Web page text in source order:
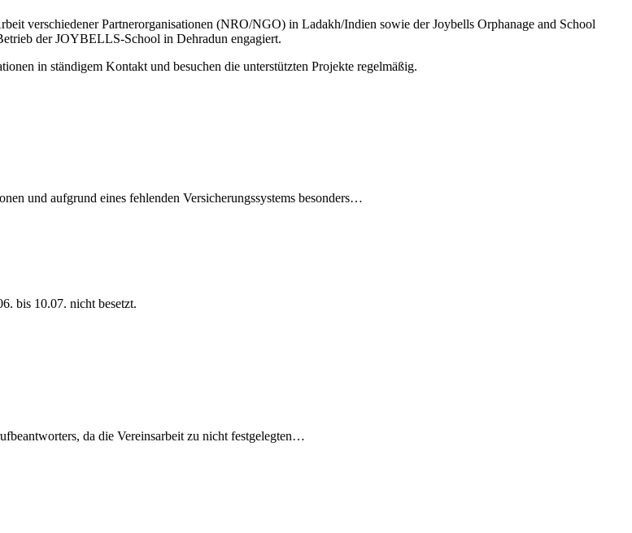
verschiedener Partnerorganisationen (NRO/NGO) in Ladakh/Indien sowie der Joybells Orphanage and School
der JOYBELLS-School in Dehradun engagiert.
in ständigem Kontakt und besuchen die unterstützten Projekte regelmäßig.
und aufgrund eines fehlenden Versicherungssystems besonders…
bis 10.07. nicht besetzt.
da die Vereinsarbeit zu nicht festgelegten…